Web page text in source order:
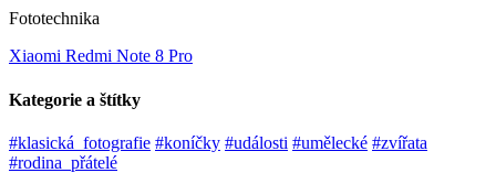
Fototechnika
Xiaomi Redmi Note 8 Pro
Kategorie a štítky
#klasická_fotografie #koníčky #události #umělecké #zvířata
#rodina_přátelé